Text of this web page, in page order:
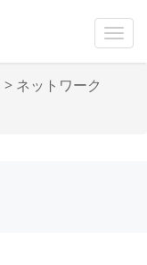
> ネットワーク